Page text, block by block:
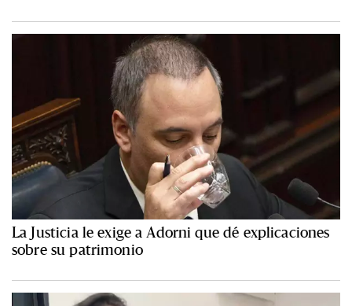
La Justicia le exige a Adorni que dé explicaciones
sobre su patrimonio